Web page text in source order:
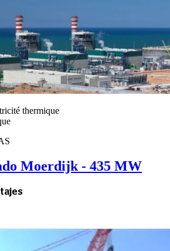
thermique
Moerdijk - 435 MW